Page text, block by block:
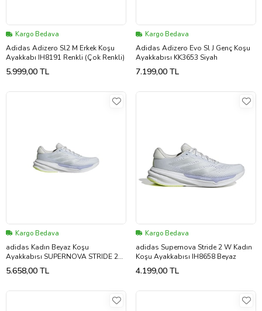
Kargo Bedava
Adidas Adizero Sl2 M Erkek Koşu
Ayakkabı IH8191 Renkli (Çok Renkli)
5.999,00 TL
Kargo Bedava
Adidas Adizero Evo Sl J Genç Koşu
Ayakkabısı KK3653 Siyah
7.199,00 TL
Kargo Bedava
adidas Kadın Beyaz Koşu
Ayakkabısı SUPERNOVA STRIDE 2
W IH8658
5.658,00 TL
Kargo Bedava
adidas Supernova Stride 2 W Kadın
Koşu Ayakkabısı IH8658 Beyaz
4.199,00 TL